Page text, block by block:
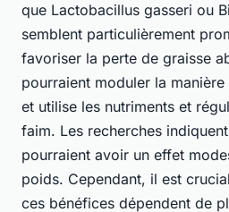
que Lactobacillus gasseri ou
semblent particulièrement
favoriser la perte de graisse
pourraient moduler la
et utilise les nutriments et
faim. Les recherches
pourraient avoir un effet
poids. Cependant, il est
ces bénéfices dépendent de